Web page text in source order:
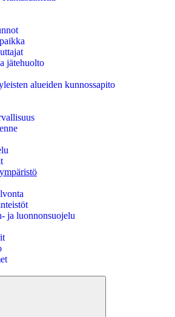
jätehuolto
alueiden kunnossapito
ja luonnonsuojelu